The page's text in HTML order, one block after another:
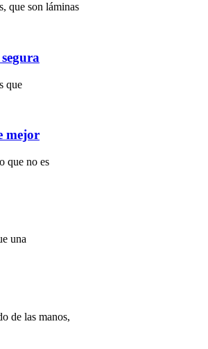
que son láminas
que
mejor
que no es
una
de las manos,